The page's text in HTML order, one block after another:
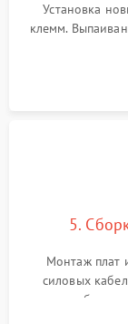
Установка
клемм.
цепи
5.
Монтаж плат
силовых